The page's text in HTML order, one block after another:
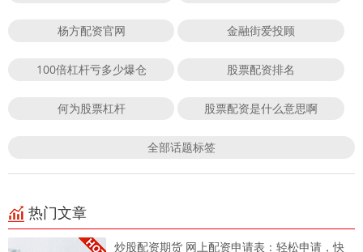
杨方配资官网 金融街爱投顾
100倍杠杆亏多少爆仓 股票配资排名
何为股票杠杆 股票配资是什么意思啊
全部话题标签
热门文章
炒股配资期货 网上配资申请表：轻松申请，快